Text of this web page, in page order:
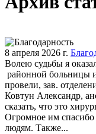
8 апреля 2026 г.
Волею судьбы я
районной больницы
провели, зав.
Ковтун Александр,
сказать, что это
Огромное им
людям. Также...